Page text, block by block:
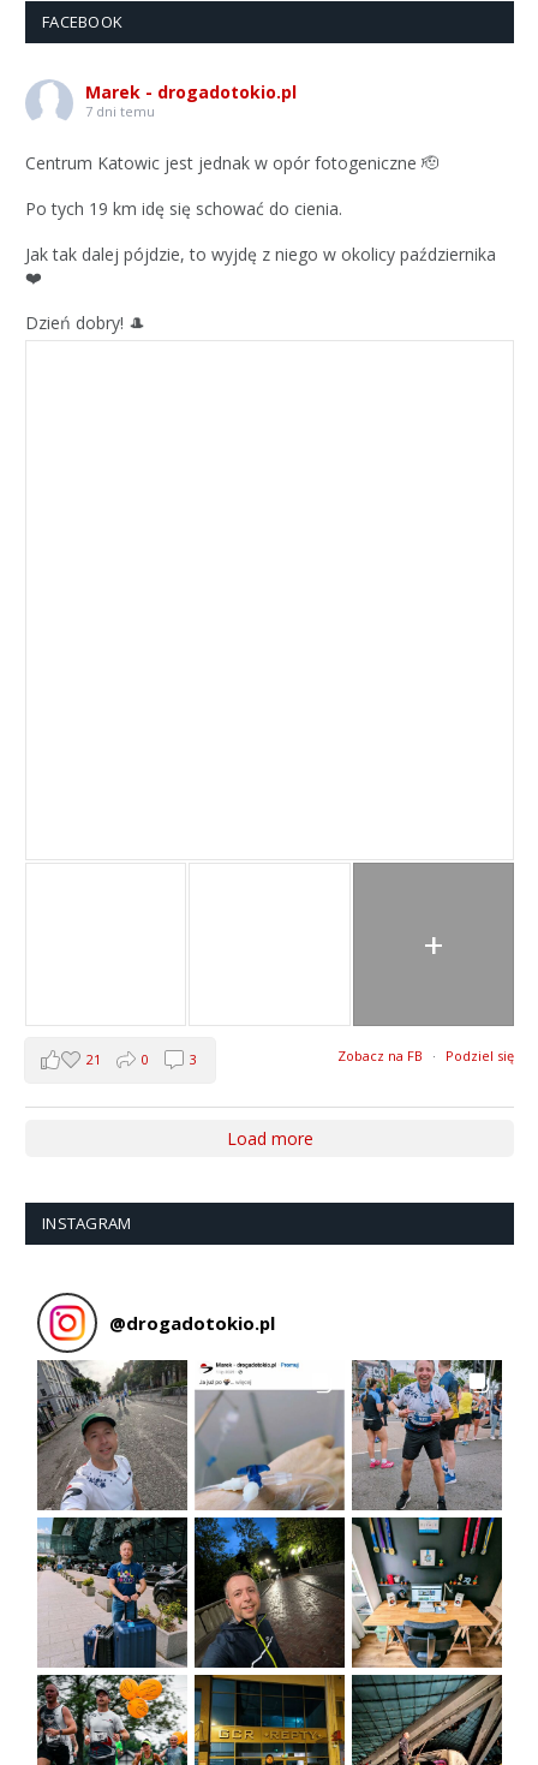
FACEBOOK
Marek - drogadotokio.pl
7 dni temu
Centrum Katowic jest jednak w opór fotogeniczne 🫡
Po tych 19 km idę się schować do cienia.
Jak tak dalej pójdzie, to wyjdę z niego w okolicy października
❤️
Dzień dobry! 🎩
+
Zobacz na FB · Podziel się
21 0 3
Load more
INSTAGRAM
@drogadotokio.pl